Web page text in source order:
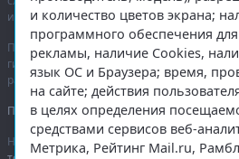
и массовых коммуникаций
При полном или частичном
гиперссылка на
обязательна.
разрешения администрации сайта
Правовая информация.
На информационном ресурсе
и количество цветов экрана;
программного обеспечения
рекламы, наличие Cookies,
язык ОС и Браузера; время,
на сайте; действия
в целях определения
средствами сервисов веб-
Метрика, Рейтинг Mail.ru,